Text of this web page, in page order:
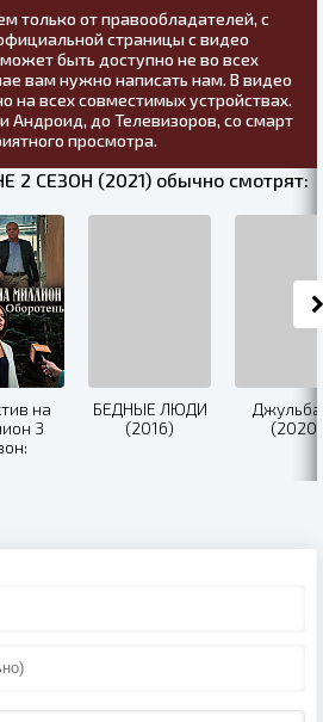
только от правообладателей, с
страницы с видео
быть доступно не во всех
вам нужно написать нам. В видео
на всех совместимых устройствах.
Андроид, до Телевизоров, со смарт
просмотра.
2 СЕЗОН (2021) обычно смотрят:
на
3
БЕДНЫЕ ЛЮДИ
(2016)
(2020)